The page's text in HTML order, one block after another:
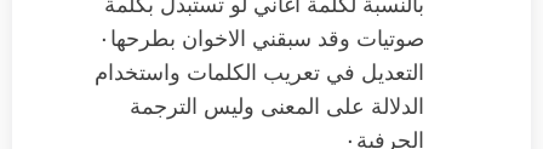
صوتيات وقد سبقني الاخوان بطرحها٠
التعديل في تعريب الكلمات واستخدام
الدلالة على المعنى وليس الترجمة
الحرفية٠